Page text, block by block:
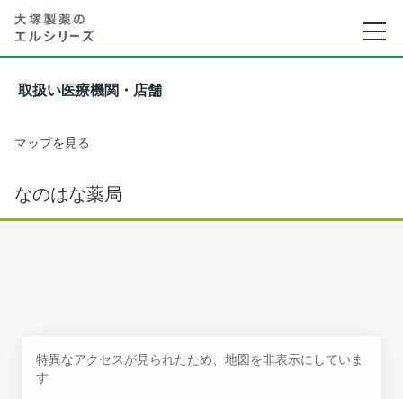
取扱い医療機関・店舗
マップを見る
なのはな薬局
特異なアクセスが見られたため、地図を非表示にしていま
す